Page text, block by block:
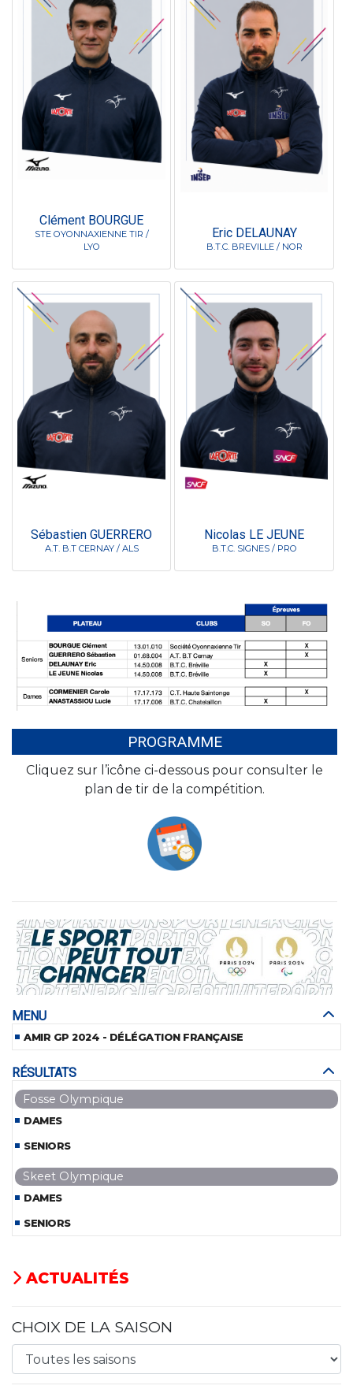
Clément BOURGUE
STE OYONNAXIENNE TIR /
LYO
Eric DELAUNAY
B.T.C. BREVILLE / NOR
Sébastien GUERRERO
A.T. B.T CERNAY / ALS
Nicolas LE JEUNE
B.T.C. SIGNES / PRO
PROGRAMME
Cliquez sur l’icône ci-dessous pour consulter le
plan de tir de la compétition.
MENU
AMIR GP 2024 - DÉLÉGATION FRANÇAISE
RÉSULTATS
Fosse Olympique
DAMES
SENIORS
Skeet Olympique
DAMES
SENIORS
ACTUALITÉS
CHOIX DE LA SAISON